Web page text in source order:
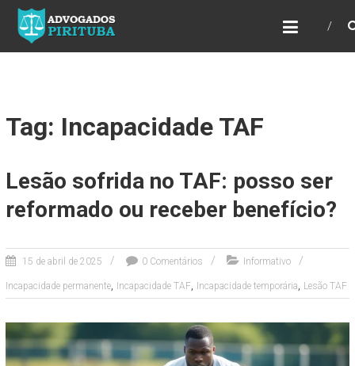
ADVOGADOS PIRITUBA
Precisando de advogado? Entre em contato!
Fazemos toda a assessoria que você
Tag: Incapacidade TAF
Lesão sofrida no TAF: posso ser
reformado ou receber benefício?
15 de abril de 2025 0 Comentários Informativo
Incapacidade permanente, Incapacidade TAF, Incapacidade temporária, Lesão TAF